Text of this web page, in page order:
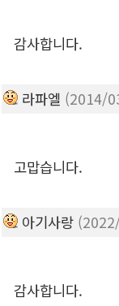
감사합니다.
라파엘 (2014/
고맙습니다.
아기사랑
감사합니다.